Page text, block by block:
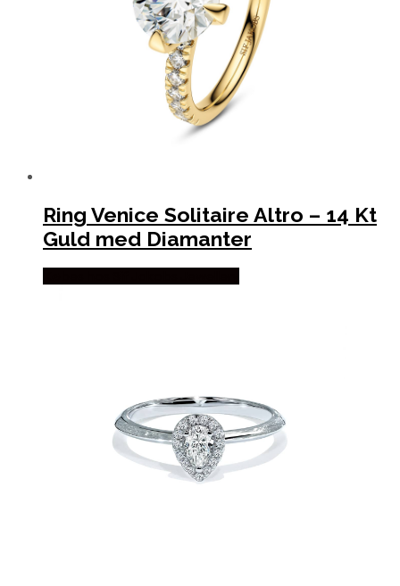
Ring Venice Solitaire Altro – 14 Kt
Guld med Diamanter